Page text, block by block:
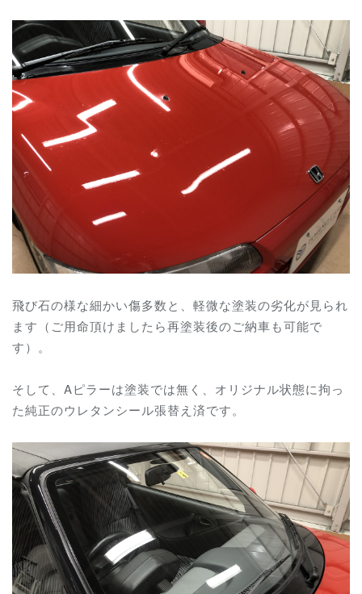
飛び石の様な細かい傷多数と、軽微な塗装の劣化が見られ
ます（ご用命頂けましたら再塗装後のご納車も可能で
す）。
そして、Aピラーは塗装では無く、オリジナル状態に拘っ
た純正のウレタンシール張替え済です。